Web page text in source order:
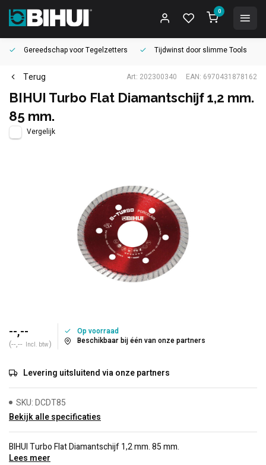
0
Gereedschap voorTegelzetters Tijdwinst door slimme Tools
Terug Art: 202300340 EAN: 6970431878162
BIHUI Turbo Flat Diamantschijf 1,2 mm.
85 mm.
Vergelijk
--,--
(--,-- Incl. btw)
Op voorraad
Beschikbaar bij één van onze partners
Levering uitsluitend via onze partners
SKU: DCDT85
Bekijk alle specificaties
BIHUI Turbo Flat Diamantschijf 1,2 mm. 85 mm.
Lees meer